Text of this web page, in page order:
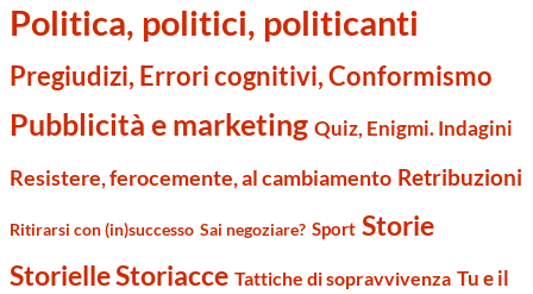
Politica, politici, politicanti
Pregiudizi, Errori cognitivi, Conformismo
Pubblicità e marketing Quiz, Enigmi. Indagini
Resistere, ferocemente, al cambiamento Retribuzioni
Ritirarsi con (in)successo Sai negoziare? Sport Storie
Storielle Storiacce Tattiche di sopravvivenza Tu e il